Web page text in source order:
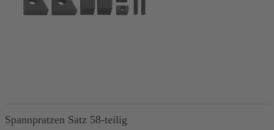
Spannpratzen Satz 58-teilig